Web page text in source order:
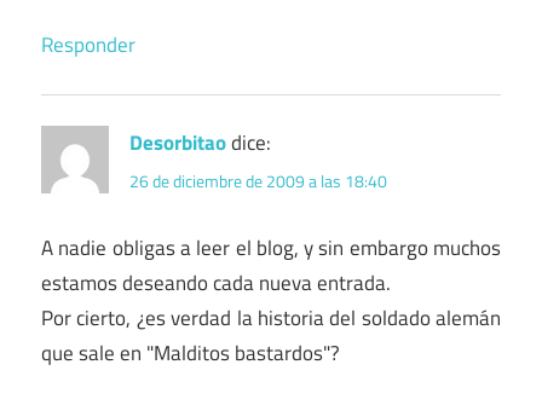
Responder
Desorbitaodice:
26 de diciembre de 2009 a las 18:40
A nadie obligas a leer el blog, y sin embargo muchos
estamos deseando cada nueva entrada.
Por cierto, ¿es verdad la historia del soldado alemán
que sale en "Malditos bastardos"?